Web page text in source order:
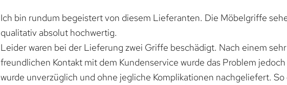
Ich bin rundum begeistert von diesem Lieferanten. Die Möbelgriffe
qualitativ absolut hochwertig.
Leider waren bei der Lieferung zwei Griffe beschädigt. Nach einem
freundlichen Kontakt mit dem Kundenservice wurde das Problem
wurde unverzüglich und ohne jegliche Komplikationen nachgeliefert.